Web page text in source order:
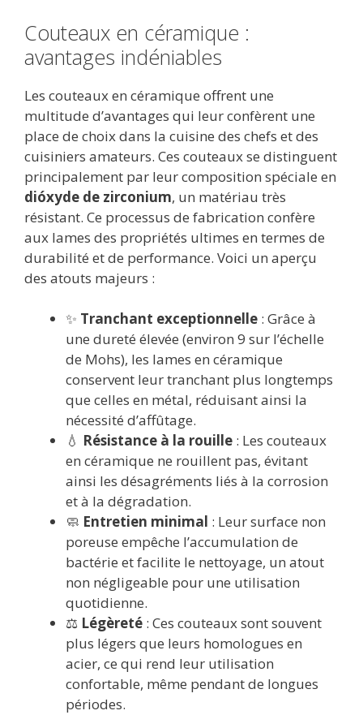
Couteaux en céramique :
avantages indéniables
Les couteaux en céramique offrent une
multitude d’avantages qui leur confèrent une
place de choix dans la cuisine des chefs et des
cuisiniers amateurs. Ces couteaux se distinguent
principalement par leur composition spéciale en
dióxyde de zirconium, un matériau très
résistant. Ce processus de fabrication confère
aux lames des propriétés ultimes en termes de
durabilité et de performance. Voici un aperçu
des atouts majeurs :
✨ Tranchant exceptionnelle : Grâce à
une dureté élevée (environ 9 sur l’échelle
de Mohs), les lames en céramique
conservent leur tranchant plus longtemps
que celles en métal, réduisant ainsi la
nécessité d’affûtage.
💧 Résistance à la rouille : Les couteaux
en céramique ne rouillent pas, évitant
ainsi les désagréments liés à la corrosion
et à la dégradation.
🧼 Entretien minimal : Leur surface non
poreuse empêche l’accumulation de
bactérie et facilite le nettoyage, un atout
non négligeable pour une utilisation
quotidienne.
⚖️ Légèreté : Ces couteaux sont souvent
plus légers que leurs homologues en
acier, ce qui rend leur utilisation
confortable, même pendant de longues
périodes.